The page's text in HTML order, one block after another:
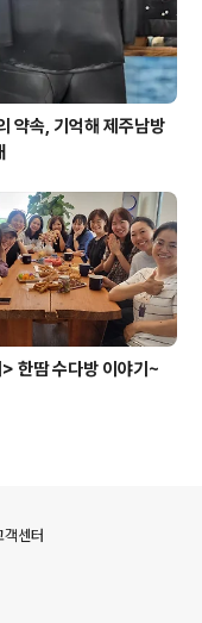
약속, 기억해 제주남방
한땀 수다방 이야기~
객센터